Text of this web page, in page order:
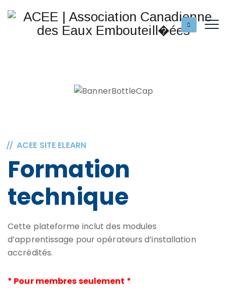
ACEE SITE ELEARN
Formation
technique
Cette plateforme inclut des modules
d’apprentissage pour opérateurs d’installation
accrédités.
* Pour membres seulement *